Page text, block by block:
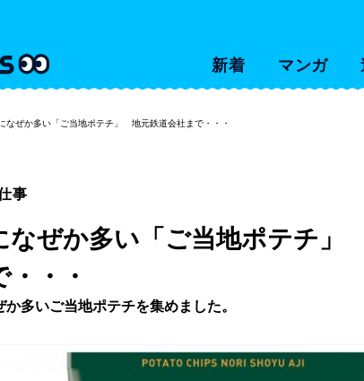
新着 マンガ
なぜか多い「ご当地ポテチ」 地元鉄道会社まで・・・
事
なぜか多い「ご当地ポテチ
・・
か多いご当地ポテチを集めました。